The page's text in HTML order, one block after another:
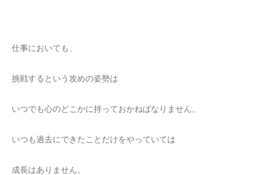
仕事においても、
挑戦するという攻めの姿勢は
いつでも心のどこかに持っておかねばなりません。
いつも過去にできたことだけをやっていては
成長はありません。